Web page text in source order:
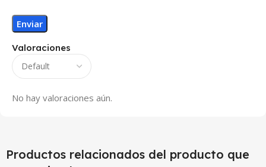
Valoraciones
No hay valoraciones aún.
Productos relacionados del producto que